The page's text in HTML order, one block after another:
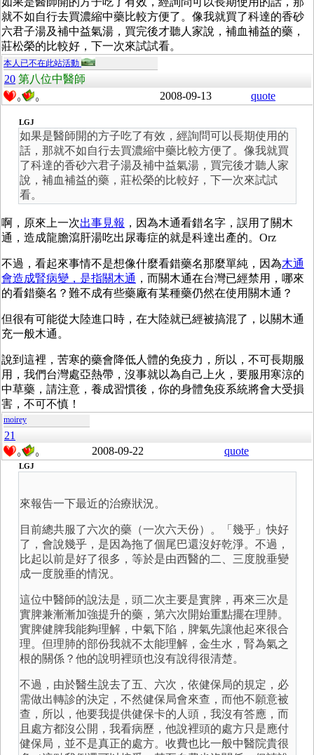
就不如自行去買濃縮中藥比較方便了。像我就買了科達的香砂
六君子湯及補中益氣湯，買完後才聽人家說，補血補益的藥，
莊松榮的比較好，下一次來試試看。
本人已不在此站活動
20 第八位中醫師
0 0 2008-09-13 quote
LGJ
如果是醫師開的方子吃了有效，經詢問可以長期使用的
話，那就不如自行去買濃縮中藥比較方便了。像我就買
了科達的香砂六君子湯及補中益氣湯，買完後才聽人家
說，補血補益的藥，莊松榮的比較好，下一次來試試
看。
啊，原來上一次出事見報 ，因為木通看錯名字，誤用了關木
通，造成龍膽瀉肝湯吃出尿毒症的就是科達出產的。Orz
不過，看起來事情不是想像什麼看錯藥名那麼單純，因為木通
會造成腎病變，是指關木通 ，而關木通在台灣已經禁用，哪來
的看錯藥名？難不成有些藥廠有某種藥仍然在使用關木通？
但很有可能從大陸進口時，在大陸就已經被搞混了，以關木通
充一般木通。
說到這裡，苦寒的藥會降低人體的免疫力，所以，不可長期服
用，我們台灣處亞熱帶，沒事就以為自己上火，要服用寒涼的
中草藥，請注意，養成習慣後，你的身體免疫系統將會大受損
害，不可不慎！
moirey
21
0 0 2008-09-22 quote
LGJ
來報告一下最近的治療狀況。
目前總共服了六次的藥（一次六天份）。「幾乎」快好
了，會說幾乎，是因為拖了個尾巴還沒好乾淨。不過，
比起以前是好了很多，等於是由西醫的二、三度脫垂變
成一度脫垂的情況。
這位中醫師的說法是，頭二次主要是實脾，再來三次是
實脾兼漸漸加強提升的藥，第六次開始重點擺在理肺。
實脾健脾我能夠理解，中氣下陷，脾氣先讓他起來很合
理。但理肺的部份我就不太能理解，金生水，腎為氣之
根的關係？他的說明裡頭也沒有說得很清楚。
不過，由於醫生說去了五、六次，依健保局的規定，必
需做出轉診的決定，不然健保局會來查，而他不願意被
查，所以，他要我提供健保卡的人頭，我沒有答應，而
且處方都沒公開，我看病歷，他說裡頭的處方只是應付
健保局，並不是真正的處方。收費也比一般中醫院貴很